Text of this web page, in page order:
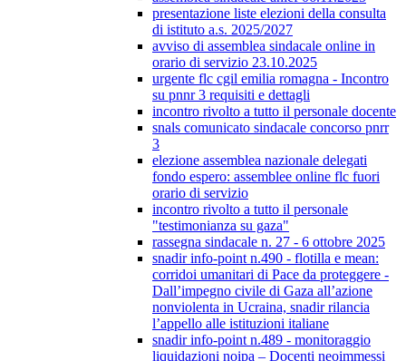
presentazione liste elezioni della consulta
di istituto a.s. 2025/2027
avviso di assemblea sindacale online in
orario di servizio 23.10.2025
urgente flc cgil emilia romagna - Incontro
su pnnr 3 requisiti e dettagli
incontro rivolto a tutto il personale docente
snals comunicato sindacale concorso pnrr
3
elezione assemblea nazionale delegati
fondo espero: assemblee online flc fuori
orario di servizio
incontro rivolto a tutto il personale
"testimonianza su gaza"
rassegna sindacale n. 27 - 6 ottobre 2025
snadir info-point n.490 - flotilla e mean:
corridoi umanitari di Pace da proteggere -
Dall’impegno civile di Gaza all’azione
nonviolenta in Ucraina, snadir rilancia
l’appello alle istituzioni italiane
snadir info-point n.489 - monitoraggio
liquidazioni noipa – Docenti neoimmessi